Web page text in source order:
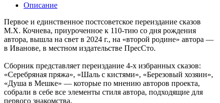
Описание
Первое и единственное постсоветское переиздание сказов
М.Х. Кочнева, приуроченное к 110-тию со дня рождения
автора, вышла на свет в 2024 г., на «второй родине» автора —
в Иванове, в местном издательстве ПресСто.
Сборник представляет переиздание 4-х избранных сказов:
«Серебряная пряжа», «Шаль с кистями», «Березовый хозяин»,
«Душа в Мешке» — которые по мнению авторов проекта,
собрали в себе все элементы стиля автора, подходящие для
первого знакомства.